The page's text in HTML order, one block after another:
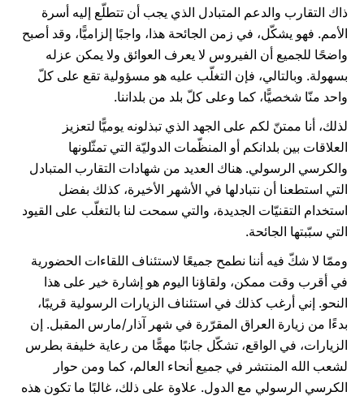
ذاك التقارب والدعم المتبادل الذي يجب أن تتطلّع إليه أسرة
الأمم. فهو يشكّل، في زمن الجائحة هذا، واجبًا إلزاميًّا، وقد أصبح
واضحًا للجميع أن الفيروس لا يعرف العوائق ولا يمكن عزله
بسهولة. وبالتالي، فإن التغلّب عليه هو مسؤولية تقع على كلّ
واحد منّا شخصيًّا، كما وعلى كلّ بلد من بلداننا.
لذلك، أنا ممتنّ لكم على الجهد الذي تبذلونه يوميًّا لتعزيز
العلاقات بين بلدانكم أو المنظّمات الدوليّة التي تمثّلونها
والكرسي الرسولي. هناك العديد من شهادات التقارب المتبادل
التي استطعنا أن نتبادلها في الأشهر الأخيرة، كذلك بفضل
استخدام التقنيّات الجديدة، والتي سمحت لنا بالتغلّب على القيود
التي سبّبتها الجائحة.
وممّا لا شكّ فيه أننا نطمح جميعًا لاستئناف اللقاءات الحضورية
في أقرب وقت ممكن، ولقاؤنا اليوم هو إشارة خير على هذا
النحو. إني أرغب كذلك في استئناف الزيارات الرسولية قريبًا،
بدءًا من زيارة العراق المقرّرة في شهر آذار/مارس المقبل. إن
الزيارات، في الواقع، تشكّل جانبًا مهمًّا من رعاية خليفة بطرس
لشعب الله المنتشر في جميع أنحاء العالم، كما ومن حوار
الكرسي الرسولي مع الدول. علاوة على ذلك، غالبًا ما تكون هذه